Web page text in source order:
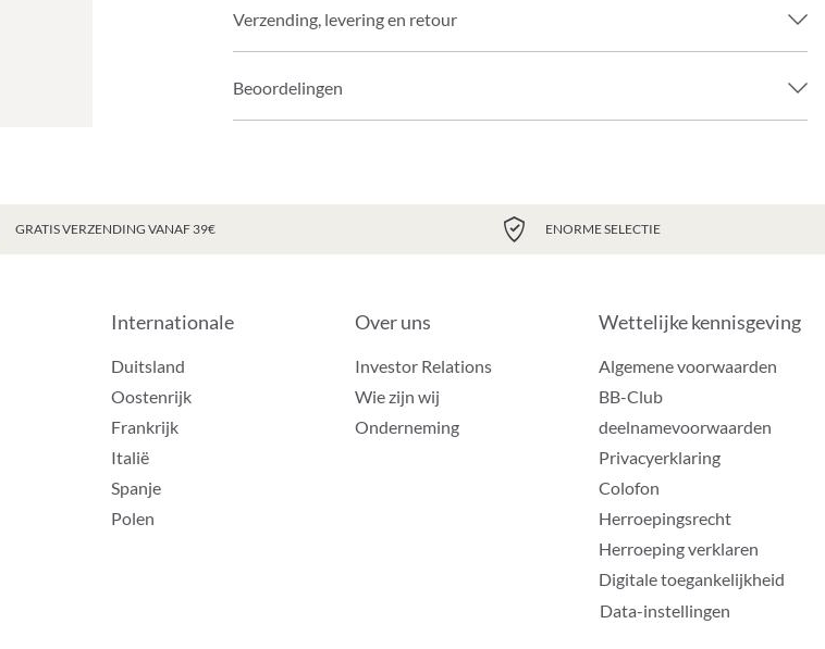
Verzending, levering en retour
Beoordelingen
GRATIS VERZENDING VANAF 39€ ENORME SELECTIE
Internationale
Duitsland
Oostenrijk
Frankrijk
Italië
Spanje
Polen
Over uns
Investor Relations
Wie zijn wij
Onderneming
Wettelijke kennisgeving
Algemene voorwaarden
BB-Club
deelnamevoorwaarden
Privacyerklaring
Colofon
Herroepingsrecht
Herroeping verklaren
Digitale toegankelijkheid
Data-instellingen